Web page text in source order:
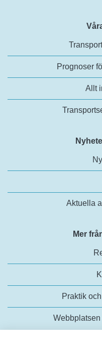
Prognoser
Allt
Aktuella
Mer
Praktik